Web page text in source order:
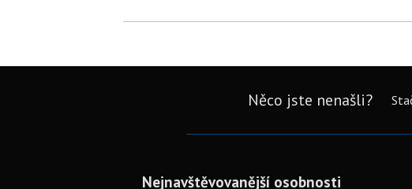
Něco jste nenašli?
Nejnavštěvovanější osobnosti